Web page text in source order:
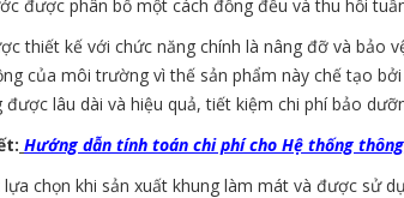
được phân bố một cách đồng đều và thu hồi
thiết kế với chức năng chính là nâng đỡ và bảo
của môi trường vì thế sản phẩm này chế tạo
lâu dài và hiệu quả, tiết kiệm chi phí bảo
Hướng dẫn tính toán chi phí cho Hệ thống
chọn khi sản xuất khung làm mát và được sử